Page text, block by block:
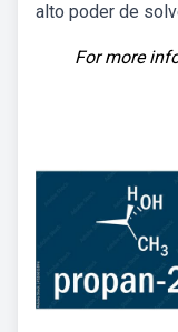
alto poder de
For more